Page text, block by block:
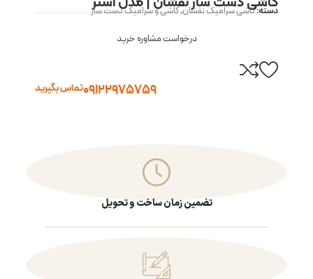
دسته:کاشی سرامیک نقشان,کاشی و سرامیک دست ساز
درخواست مشاوره خرید
09122975759تماس بگیرید
تضمین زمان ساخت و تحویل